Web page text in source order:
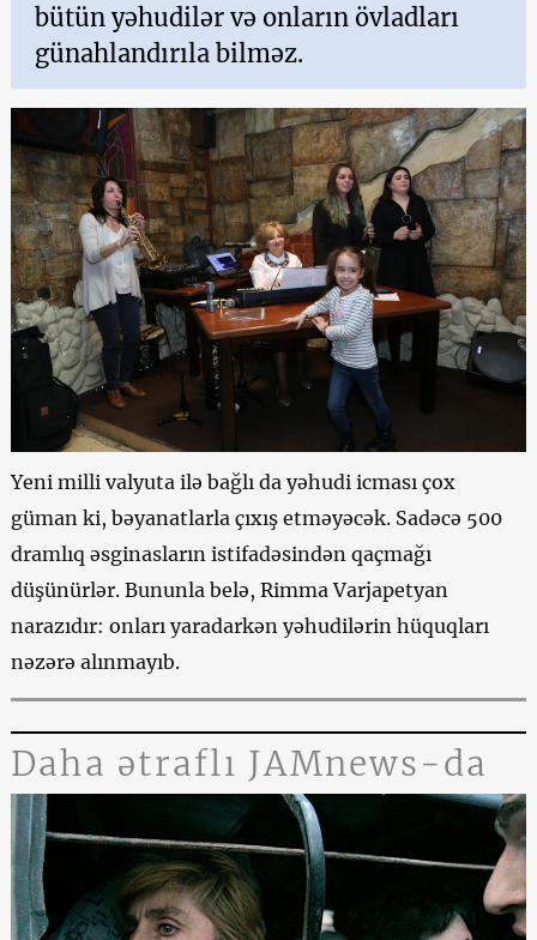
bütün yəhudilər və onların övladları
günahlandırıla bilməz.
Yeni milli valyuta ilə bağlı da yəhudi icması çox
güman ki, bəyanatlarla çıxış etməyəcək. Sadəcə 500
dramlıq əsginasların istifadəsindən qaçmağı
düşünürlər. Bununla belə, Rimma Varjapetyan
narazıdır: onları yaradarkən yəhudilərin hüquqları
nəzərə alınmayıb.
Daha ətraflı JAMnews-da